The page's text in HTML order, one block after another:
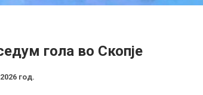
гола во Скопје
год.